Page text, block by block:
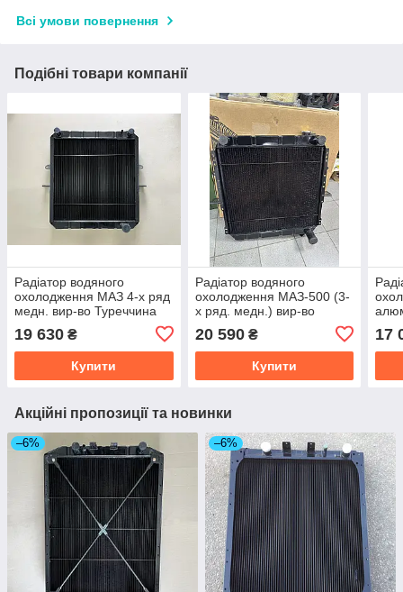
Всі умови повернення
Подібні товари компанії
Радіатор водяного
охолодження МАЗ 4-х ряд
медн. вир-во Туреччина
19 630 ₴
Купити
Радіатор водяного
охолодження МАЗ-500 (3-
х ряд. медн.) вир-во
Туреччина 500-1301010-
03
20 590₴
Купити
17
Акційні пропозиції та новинки
–6% –6%